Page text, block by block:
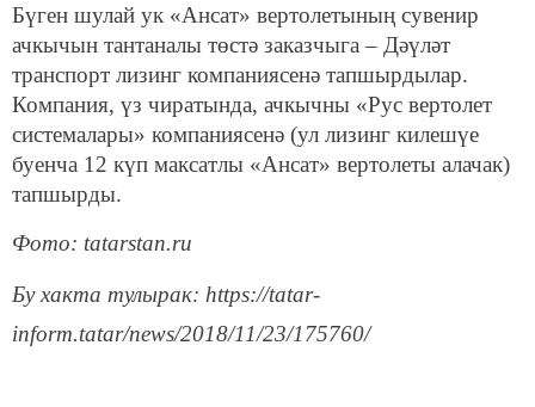
Бүген шулай ук «Ансат» вертолетының сувенир
ачкычын тантаналы төстә заказчыга – Дәүләт
транспорт лизинг компаниясенә тапшырдылар.
Компания, үз чиратында, ачкычны «Рус вертолет
системалары» компаниясенә (ул лизинг килешүе
буенча 12 күп максатлы «Ансат» вертолеты алачак)
тапшырды.
Фото: tatarstan.ru
Бу хакта тулырак: https://tatar-
inform.tatar/news/2018/11/23/175760/